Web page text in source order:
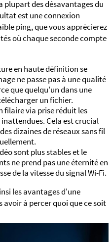
plupart des désavantages du
est une connexion
ping, que vous apprécierez
où chaque seconde compte
en haute définition se
ne passe pas à une qualité
que quelqu'un dans une
un fichier.
filaire via prise réduit les
Cela est crucial
dizaines de réseaux sans fil
sont plus stables et le
ne prend pas une éternité en
de la vitesse du signal Wi-Fi.
les avantages d'une
à percer quoi que ce soit